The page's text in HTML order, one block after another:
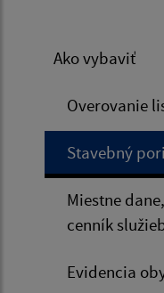
Ako vybaviť
Overovanie
Stavebný
Miestne
cenník
Evidencia